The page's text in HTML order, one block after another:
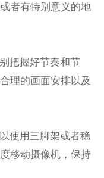
者有特别意义的地
把握好节奏和节
理的画面安排以及
使用三脚架或者稳
移动摄像机，保持